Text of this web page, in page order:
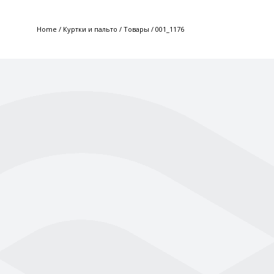
Home / Куртки и пальто / Товары / 001_1176